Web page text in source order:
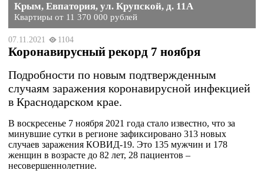
Крым, Евпатория, ул. Крупской, д. 11А
Квартиры от 11 370 000 рублей
07.11.2021 1104
Коронавирусный рекорд 7 ноября
Подробности по новым подтвержденным
случаям заражения коронавирусной инфекцией
в Краснодарском крае.
В воскресенье 7 ноября 2021 года стало известно, что за
минувшие сутки в регионе зафиксировано 313 новых
случаев заражения КОВИД-19. Это 135 мужчин и 178
женщин в возрасте до 82 лет, 28 пациентов –
несовершеннолетние.